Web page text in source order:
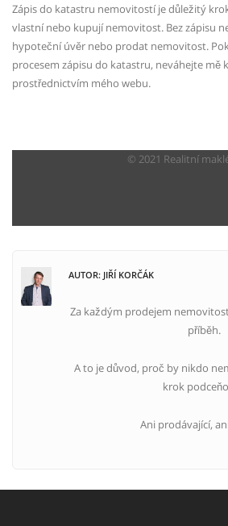
Zápis do katastru nemovitostí je důležitý
vlastní nebo kupují nemovitost. Bez zápisu
hypoteční úvěr nebo prodat nemovitost.
procesem zápisu do katastru, neváhejte mě
prostřednictvím mého webu.
© 2021 Realitní
AUTOR: JIŘÍ KORČÁK
Za každým prodejem
příběh.
A to je důvod, proč by nikdo
krok
Ani prodávající,